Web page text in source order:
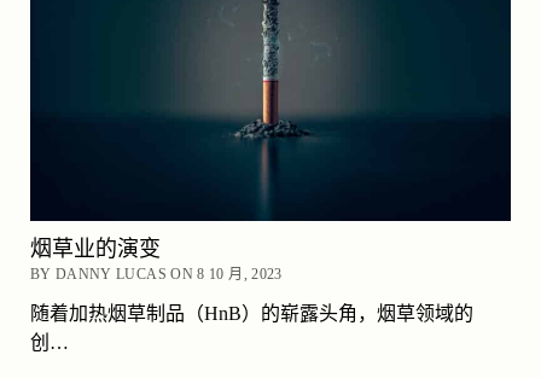
烟草业的演变
BY DANNY LUCAS ON 8 10 月, 2023
随着加热烟草制品（HnB）的崭露头角，烟草领域的
创…